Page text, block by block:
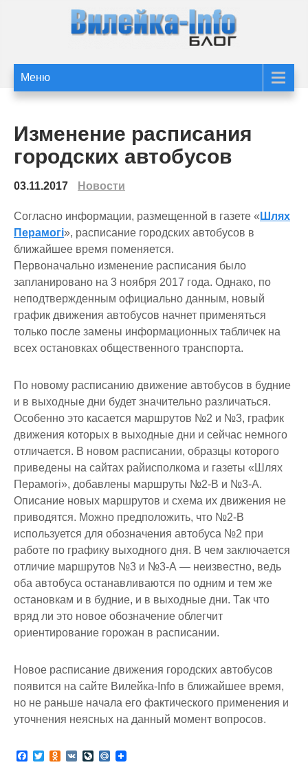
Статьи и новости
сайта Вилейка-Info
Статьи и новости Вилейки
Меню
Изменение расписания
городских автобусов
03.11.2017 Новости
Согласно информации, размещенной в газете « Шлях
Перамогі», расписание городских автобусов в
ближайшее время поменяется.
Первоначально изменение расписания было
запланировано на 3 ноября 2017 года. Однако, по
неподтвержденным официально данным, новый
график движения автобусов начнет применяться
только после замены информационных табличек на
всех остановках общественного транспорта.
По новому расписанию движение автобусов в будние
и в выходные дни будет значительно различаться.
Особенно это касается маршрутов №2 и №3, график
движения которых в выходные дни и сейчас немного
отличается. В новом расписании, образцы которого
приведены на сайтах райисполкома и газеты «Шлях
Перамогі», добавлены маршруты №2-В и №3-А.
Описание новых маршрутов и схема их движения не
приводятся. Можно предположить, что №2-В
используется для обозначения автобуса №2 при
работе по графику выходного дня. В чем заключается
отличие маршрутов №3 и №3-А — неизвестно, ведь
оба автобуса останавливаются по одним и тем же
остановкам и в будние, и в выходные дни. Так что
вряд ли это новое обозначение облегчит
ориентирование горожан в расписании.
Новое расписание движения городских автобусов
появится на сайте Вилейка-Info в ближайшее время,
но не раньше начала его фактического применения и
уточнения неясных на данный момент вопросов.
F
T
O
V
L
M